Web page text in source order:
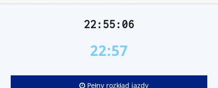
22:55:06
22:57
Pełny rozkład jazdy